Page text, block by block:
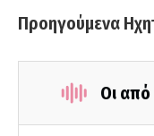
Προηγούμενα
Οι